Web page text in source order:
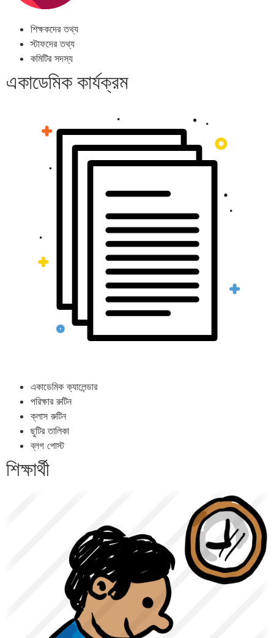
শিক্ষকদের তথ্য
স্টাফদের তথ্য
কমিটির সদস্য
একাডেমিক কার্যক্রম
একাডেমিক ক্যালেন্ডার
পরিক্ষার রুটিন
ক্লাস রুটিন
ছুটির তালিকা
ব্লগ পোস্ট
শিক্ষার্থী